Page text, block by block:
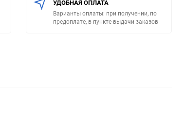
УДОБНАЯ ОПЛАТА
Варианты оплаты: при получении, по
предоплате, в пункте выдачи заказов